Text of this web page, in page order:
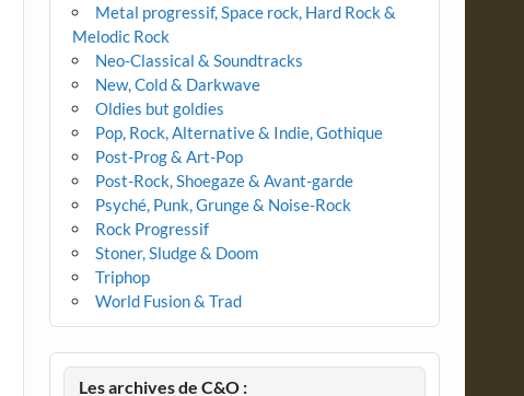
Metal progressif, Space rock, Hard Rock &
Melodic Rock
Neo-Classical & Soundtracks
New, Cold & Darkwave
Oldies but goldies
Pop, Rock, Alternative & Indie, Gothique
Post-Prog & Art-Pop
Post-Rock, Shoegaze & Avant-garde
Psyché, Punk, Grunge & Noise-Rock
Rock Progressif
Stoner, Sludge & Doom
Triphop
World Fusion & Trad
Les archives de C&O :